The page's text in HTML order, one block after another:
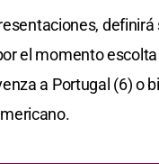
definirá
el momento
a Portugal (6) o